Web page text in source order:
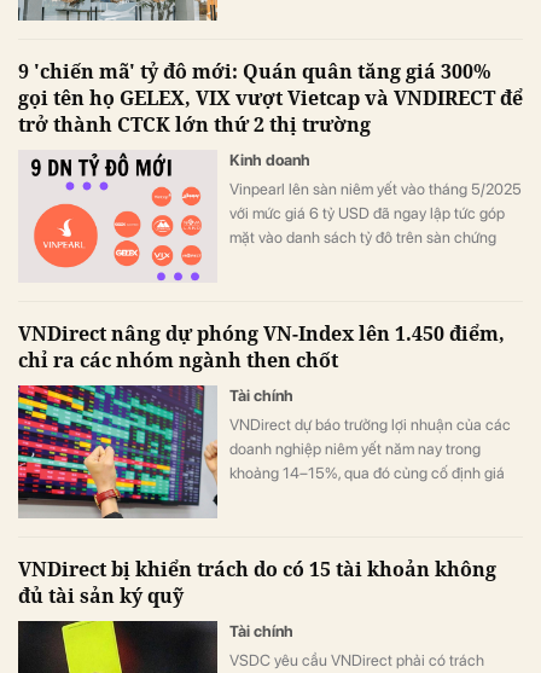
9 'chiến mã' tỷ đô mới: Quán quân tăng giá 300%
gọi tên họ GELEX, VIX vượt Vietcap và VNDIRECT để
trở thành CTCK lớn thứ 2 thị trường
Kinh doanh
Vinpearl lên sàn niêm yết vào tháng 5/2025
với mức giá 6 tỷ USD đã ngay lập tức góp
mặt vào danh sách tỷ đô trên sàn chứng
VNDirect nâng dự phóng VN-Index lên 1.450 điểm,
chỉ ra các nhóm ngành then chốt
Tài chính
VNDirect dự báo trưởng lợi nhuận của các
doanh nghiệp niêm yết năm nay trong
khoảng 14–15%, qua đó củng cố định giá
VNDirect bị khiển trách do có 15 tài khoản không
đủ tài sản ký quỹ
Tài chính
VSDC yêu cầu VNDirect phải có trách